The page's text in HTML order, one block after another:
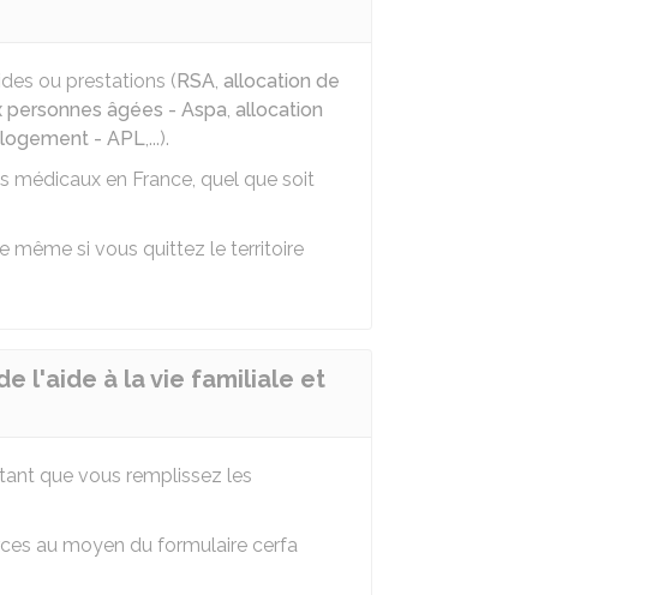
ou prestations (RSA, allocation de
âgées - Aspa, allocation
- APL,...).
médicaux en France, quel que soit
même si vous quittez le territoire
l'aide à la vie familiale et
que vous remplissez les
au moyen du formulaire cerfa